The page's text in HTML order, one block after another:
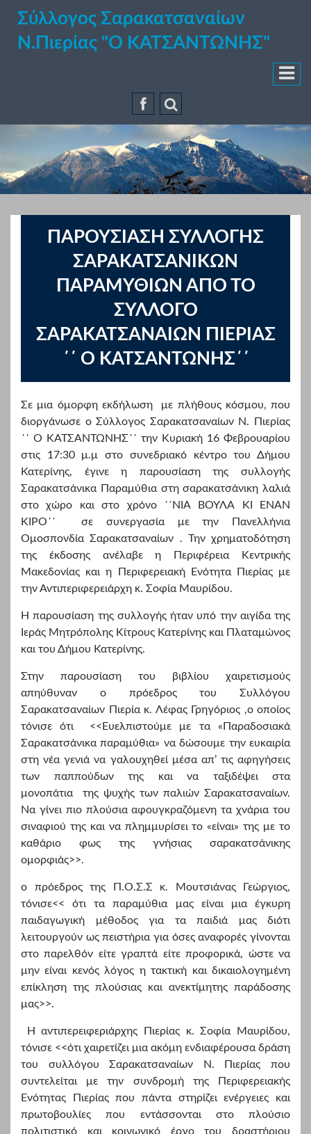
Σύλλογος Σαρακατσαναίων
Ν.Πιερίας "Ο ΚΑΤΣΑΝΤΩΝΗΣ"
ΠΑΡΟΥΣΙΑΣΗ ΣΥΛΛΟΓΗΣ
ΣΑΡΑΚΑΤΣΑΝΙΚΩΝ
ΠΑΡΑΜΥΘΙΩΝ ΑΠΟ ΤΟ
ΣΥΛΛΟΓΟ
ΣΑΡΑΚΑΤΣΑΝΑΙΩΝ ΠΙΕΡΙΑΣ
΄΄ Ο ΚΑΤΣΑΝΤΩΝΗΣ΄΄
Σε μια όμορφη εκδήλωση με πλήθους κόσμου, που
διοργάνωσε ο Σύλλογος Σαρακατσαναίων Ν. Πιερίας
΄΄ Ο ΚΑΤΣΑΝΤΩΝΗΣ΄΄ την Κυριακή 16 Φεβρουαρίου
στις 17:30 μ.μ στο συνεδριακό κέντρο του Δήμου
Κατερίνης, έγινε η παρουσίαση της συλλογής
Σαρακατσάνικα Παραμύθια στη σαρακατσάνικη λαλιά
στο χώρο και στο χρόνο ΄΄ΝΙΑ ΒΟΥΛΑ ΚΙ ΕΝΑΝ
ΚΙΡΟ΄΄ σε συνεργασία με την Πανελλήνια
Ομοσπονδία Σαρακατσαναίων . Την χρηματοδότηση
της έκδοσης ανέλαβε η Περιφέρεια Κεντρικής
Μακεδονίας και η Περιφερειακή Ενότητα Πιερίας με
την Αντιπεριφερειάρχη κ. Σοφία Μαυρίδου.
Η παρουσίαση της συλλογής ήταν υπό την αιγίδα της
Ιεράς Μητρόπολης Κίτρους Κατερίνης και Πλαταμώνος
και του Δήμου Κατερίνης.
Στην παρουσίαση του βιβλίου χαιρετισμούς
απηύθυναν ο πρόεδρος του Συλλόγου
Σαρακατσαναίων Πιερία κ. Λέφας Γρηγόριος ,ο οποίος
τόνισε ότι <<Ευελπιστούμε με τα «Παραδοσιακά
Σαρακατσάνικα παραμύθια» να δώσουμε την ευκαιρία
στη νέα γενιά να γαλουχηθεί μέσα απ’ τις αφηγήσεις
των παππούδων της και να ταξιδέψει στα
μονοπάτια της ψυχής των παλιών Σαρακατσαναίων.
Να γίνει πιο πλούσια αφουγκραζόμενη τα χνάρια του
σιναφιού της και να πλημμυρίσει το «είναι» της με το
καθάριο φως της γνήσιας σαρακατσάνικης
ομορφιάς>>.
ο πρόεδρος της Π.Ο.Σ.Σ κ. Μουτσιάνας Γεώργιος,
τόνισε<< ότι τα παραμύθια μας είναι μια έγκυρη
παιδαγωγική μέθοδος για τα παιδιά μας διότι
λειτουργούν ως πειστήρια για όσες αναφορές γίνονται
στο παρελθόν είτε γραπτά είτε προφορικά, ώστε να
μην είναι κενός λόγος η τακτική και δικαιολογημένη
επίκληση της πλούσιας και ανεκτίμητης παράδοσης
μας>>.
Η αντιπερειφεριάρχης Πιερίας κ. Σοφία Μαυρίδου,
τόνισε <<ότι χαιρετίζει μια ακόμη ενδιαφέρουσα δράση
του συλλόγου Σαρακατσαναίων Ν. Πιερίας που
συντελείται με την συνδρομή της Περιφερειακής
Ενότητας Πιερίας που πάντα στηρίζει ενέργειες και
πρωτοβουλίες που εντάσσονται στο πλούσιο
πολιτιστικό και κοινωνικό έργο του δραστήριου